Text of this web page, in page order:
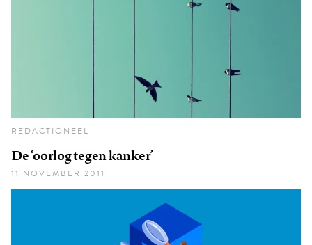
REDACTIONEEL
De ‘oorlog tegen kanker’
11 NOVEMBER 2011